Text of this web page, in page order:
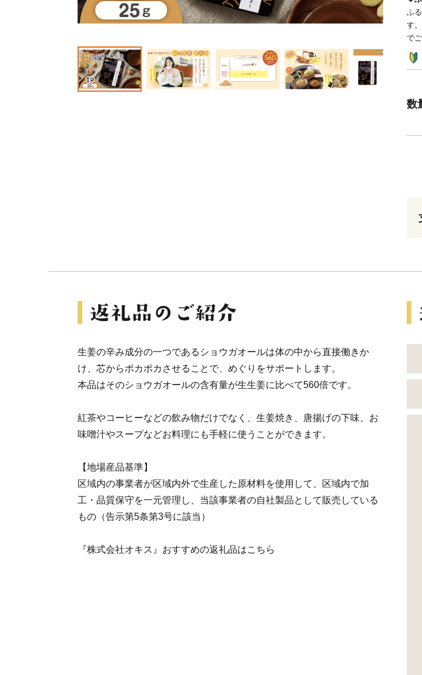
ふ
す
で
数
生姜の辛み成分の一つであるショウガオールは体の中から直接働きか
け、芯からポカポカさせることで、めぐりをサポートします。
本品はそのショウガオールの含有量が生生姜に比べて560倍です。
紅茶やコーヒーなどの飲み物だけでなく、生姜焼き、唐揚げの下味、お
味噌汁やスープなどお料理にも手軽に使うことができます。
【地場産品基準】
区域内の事業者が区域内外で生産した原材料を使用して、区域内で加
工・品質保守を一元管理し、当該事業者の自社製品として販売している
もの（告示第5条第3号に該当）
『株式会社オキス』おすすめの返礼品はこちら